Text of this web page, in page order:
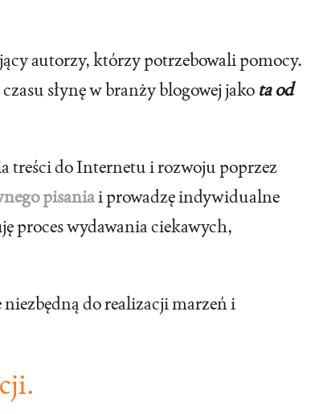
autorzy, którzy potrzebowali pomocy.
słynę w branży blogowej jako ta od
treści do Internetu i rozwoju poprzez
pisaniai prowadzę indywidualne
proces wydawania ciekawych,
do realizacji marzeń i